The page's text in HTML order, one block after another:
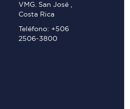
VMG. San José ,
Costa Rica
Teléfono: +506
2506-3800